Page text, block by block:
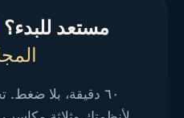
مستعد للبدء؟
٦٠ دقيقة، بلا